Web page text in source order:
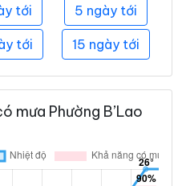
tới 5 ngày tới
tới 15 ngày tới
mưa Phường B’Lao